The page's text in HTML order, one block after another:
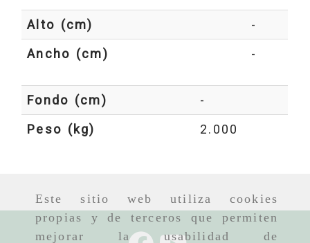
Este sitio web utiliza cookies
propias y de terceros que permiten
mejorar la usabilidad de
Alto (cm)
-
Ancho (cm)
-
Fondo (cm)
-
Peso (kg)
2.000